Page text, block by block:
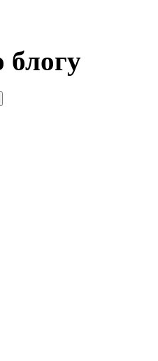
блогу